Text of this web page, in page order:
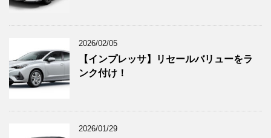
2026/02/05
【インプレッサ】リセールバリューをラ
ンク付け！
2026/01/29